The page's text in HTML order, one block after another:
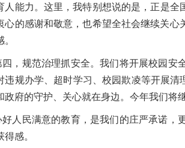
人能力。这里，我特别想说的是，正是
心的感谢和敬意，也希望全社会继续关
四，规范治理抓安全。我们将开展校园安
违规办学、超时学习、校园欺凌等开展
政府的守护、关心就在身边。今年我们将
好人民满意的教育，是我们的庄严承诺，
得感。